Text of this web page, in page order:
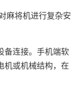
麻将机进行复杂安
备连接。手机端软
机或机械结构，在